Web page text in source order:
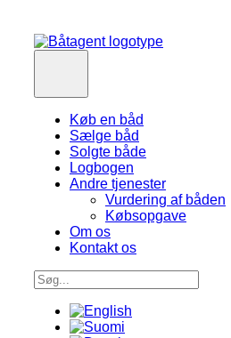
Køb en båd
Sælge båd
Solgte både
Logbogen
Andre tjenester
Vurdering af båden
Købsopgave
Om os
Kontakt os